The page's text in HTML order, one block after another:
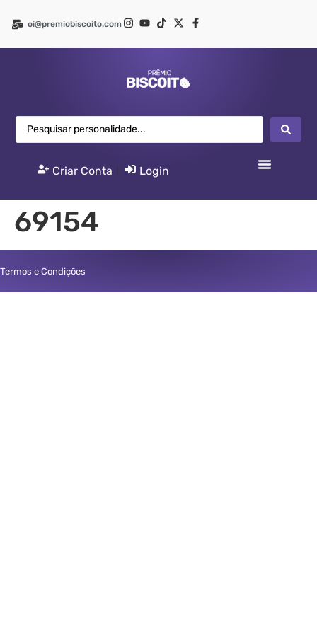
oi@premiobiscoito.com
Criar Conta Login
69154
Termos e Condições